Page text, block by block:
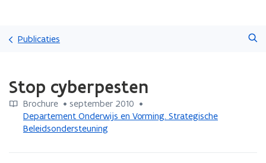
gaan
Publicaties
met
laden.
bevindt
Stop cyberpesten
Brochure • september 2010 •
Departement Onderwijs en Vorming. Strategische
Beleidsondersteuning